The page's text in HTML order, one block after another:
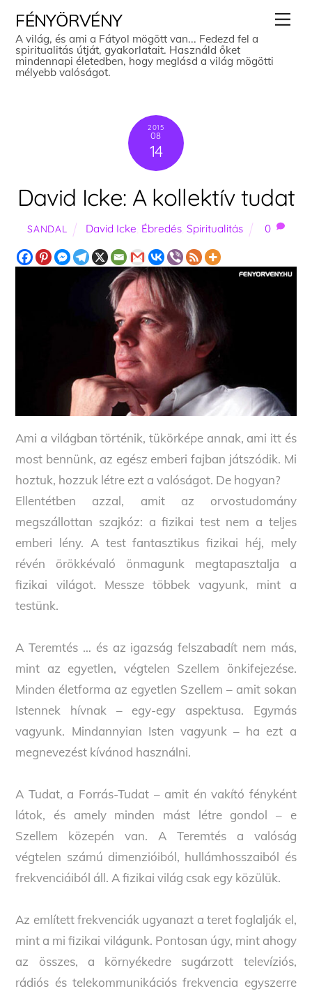
content
FÉNYÖRVÉNY
A világ, és ami a Fátyol mögött van... Fedezd fel a
spiritualitás útját, gyakorlatait. Használd őket
mindennapi életedben, hogy meglásd a világ mögötti
mélyebb valóságot.
2015
08
14
David Icke: A kollektív tudat
SANDAL David Icke Ébredés, Spiritualitás 0
Ami a világban történik, tükörképe annak, ami itt és
most bennünk, az egész emberi fajban játszódik. Mi
hoztuk, hozzuk létre ezt a valóságot. De hogyan?
Ellentétben azzal, amit az orvostudomány
megszállottan szajkóz: a fizikai test nem a teljes
emberi lény. A test fantasztikus fizikai héj, mely
révén örökkévaló önmagunk megtapasztalja a
fizikai világot. Messze többek vagyunk, mint a
testünk.
A Teremtés … és az igazság felszabadít nem más,
mint az egyetlen, végtelen Szellem önkifejezése.
Minden életforma az egyetlen Szellem – amit sokan
Istennek hívnak – egy-egy aspektusa. Egymás
vagyunk. Mindannyian Isten vagyunk – ha ezt a
megnevezést kívánod használni.
A Tudat, a Forrás-Tudat – amit én vakító fényként
látok, és amely minden mást létre gondol – e
Szellem közepén van. A Teremtés a valóság
végtelen számú dimenzióiból, hullámhosszaiból és
frekvenciáiból áll. A fizikai világ csak egy közülük.
Az említett frekvenciák ugyanazt a teret foglalják el,
mint a mi fizikai világunk. Pontosan úgy, mint ahogy
az összes, a környékedre sugárzott televíziós,
rádiós és telekommunikációs frekvencia egyszerre